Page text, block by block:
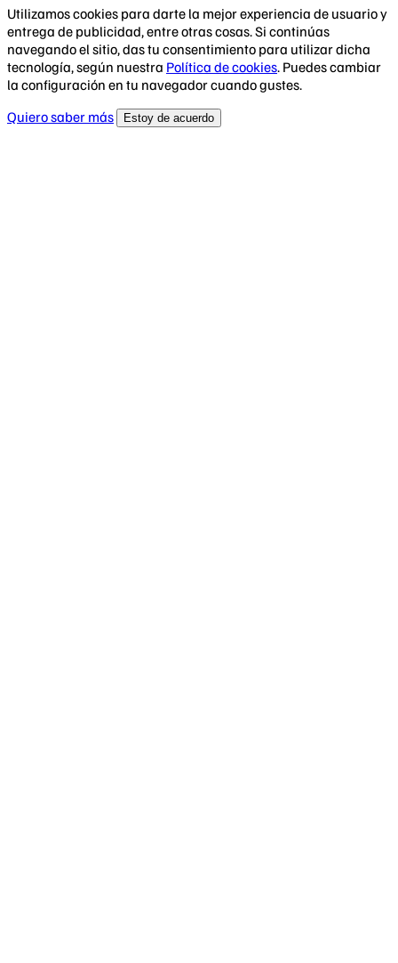
Utilizamos cookies para darte la mejor experiencia de usuario y
entrega de publicidad, entre otras cosas. Si continúas
navegando el sitio, das tu consentimiento para utilizar dicha
tecnología, según nuestra Política de cookies. Puedes cambiar
la configuración en tu navegador cuando gustes.
Quiero saber más
Estoy de acuerdo